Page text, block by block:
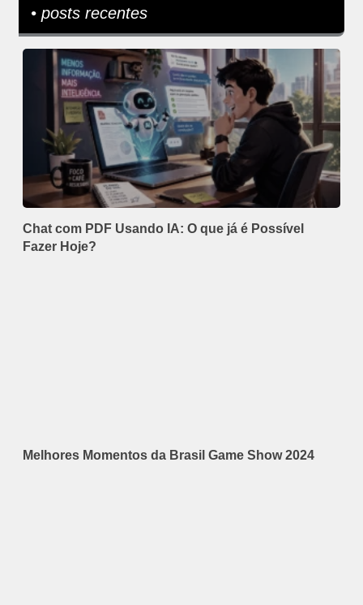
• posts recentes
Chat com PDF Usando IA: O que já é Possível
Fazer Hoje?
Melhores Momentos da Brasil Game Show 2024